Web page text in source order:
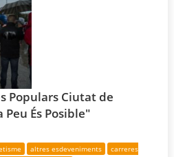
Populars Ciutat de
És Posible"
altres esdeveniments
carreres